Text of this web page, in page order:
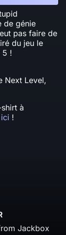
de génie
pas faire de
du jeu le
5 !
Next Level,
à
!
Jackbox